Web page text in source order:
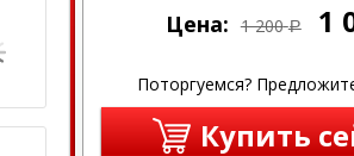
Цена: 1 200 Р 1
Поторгуемся?
Купить